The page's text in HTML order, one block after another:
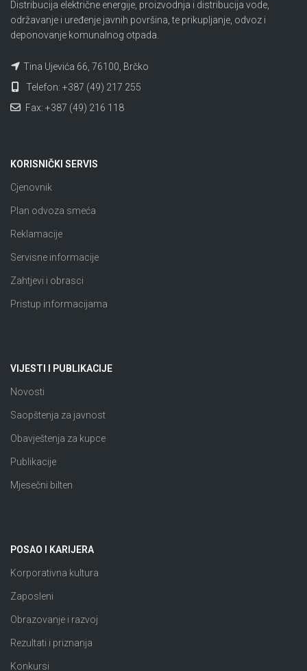
Distribucija električne energije, proizvodnja i distribucija vode,
održavanje i uređenje javnih površina, te prikupljanje, odvoz i
deponovanje komunalnog otpada.
Tina Ujevića 66, 76100, Brčko
Telefon: +387 (49) 217 255
Fax: +387 (49) 216 118
KORISNIČKI SERVIS
Cjenovnik
Plan odvoza smeća
Reklamacije
Servisne informacije
Zahtjevi i obrasci
Pristup informacijama
VIJESTI I PUBLIKACIJE
Novosti
Saopštenja za javnost
Obavještenja za kupce
Publikacije
Mjesečni bilten
POSAO I KARIJERA
Korporativna kultura
Zaposleni
Obrazovanje i razvoj
Rezultati i priznanja
Konkursi